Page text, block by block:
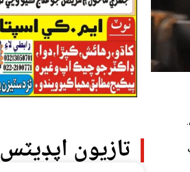
تازيون اپڊيٽس